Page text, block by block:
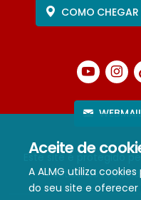
Aceite de
A ALMG utiliza
do seu site e oferecer
COMO CHEGAR
WEBMAIL
Este site é protegido
Política de